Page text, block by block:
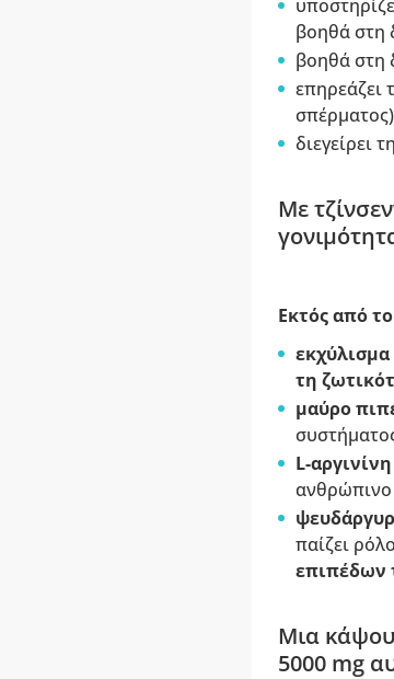
βοηθά στη
βοηθά στη
επηρεάζει
διεγείρει
Με
Εκτός από
εκχύλισμα
τη
μαύρο
L-αργινίνη
παίζει ρόλο
επιπέδων
Μια
5000 mg